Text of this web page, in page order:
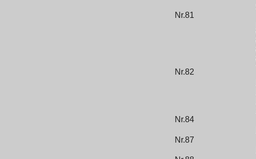
Nr.81
Nr.82
Nr.84
Nr.87